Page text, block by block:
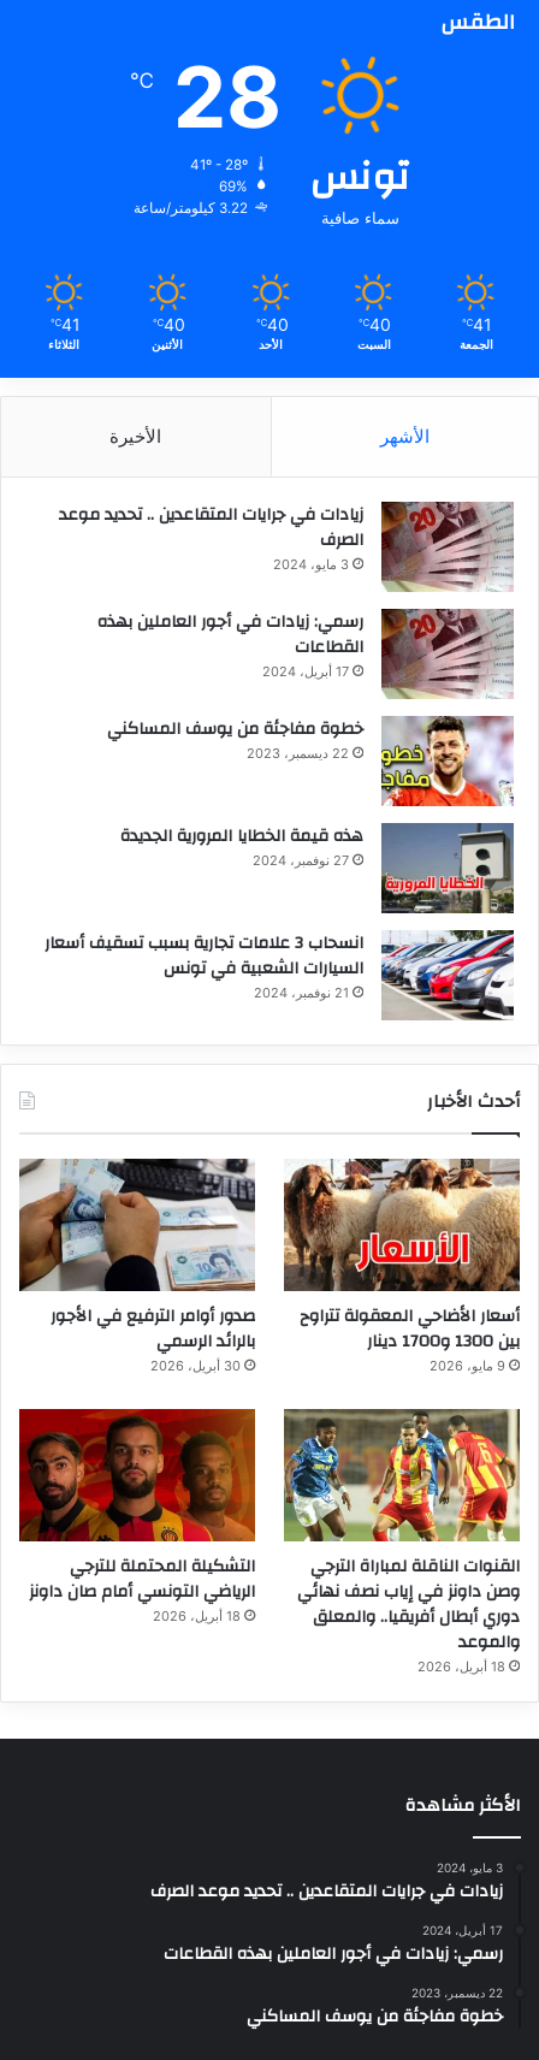
الطقس
تونس
سماء صافية
28
℃
69%
3.22 كيلومتر/ساعة
41
℃
الجمعة
40
℃
السبت
40
℃
الأحد
40
℃
الأثنين
41
℃
الثلاثاء
الأشهر الأخيرة
زيادات في جرايات المتقاعدين .. تحديد موعد
الصرف
3 مايو، 2024
رسمي: زيادات في أجور العاملين بهذه
القطاعات
17 أبريل، 2024
خطوة مفاجئة من يوسف المساكني
22 ديسمبر، 2023
هذه قيمة الخطايا المرورية الجديدة
27 نوفمبر، 2024
انسحاب 3 علامات تجارية بسبب تسقيف أسعار
السيارات الشعبية في تونس
21 نوفمبر، 2024
أحدث الأخبار
أسعار الأضاحي المعقولة تتراوح
بين 1300 و1700 دينار
9 مايو، 2026
صدور أوامر الترفيع في الأجور
بالرائد الرسمي
30 أبريل، 2026
القنوات الناقلة لمباراة الترجي
وصن داونز في إياب نصف نهائي
دوري أبطال أفريقيا.. والمعلق
والموعد
18 أبريل، 2026
التشكيلة المحتملة للترجي
الرياضي التونسي أمام صان داونز
18 أبريل، 2026
الأكثر مشاهدة
3 مايو، 2024
زيادات في جرايات المتقاعدين .. تحديد موعد الصرف
17 أبريل، 2024
رسمي: زيادات في أجور العاملين بهذه القطاعات
22 ديسمبر، 2023
خطوة مفاجئة من يوسف المساكني